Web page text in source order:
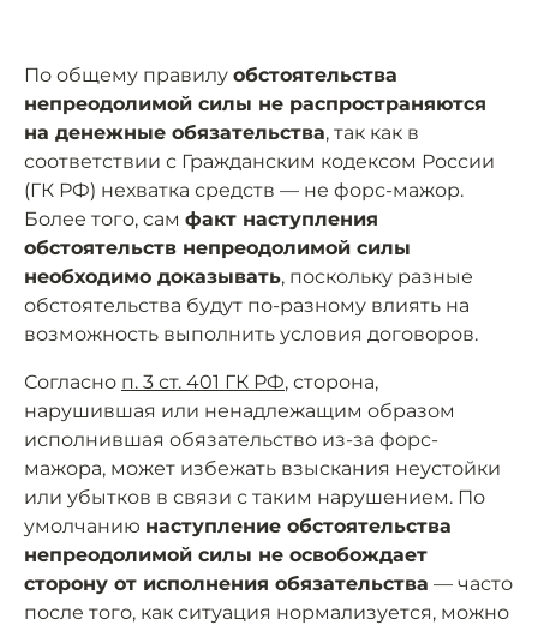
По общему правилу обстоятельства
непреодолимой силы не распространяются
на денежные обязательства, так как в
соответствии с Гражданским кодексом России
(ГК РФ) нехватка средств — не форс-мажор.
Более того, сам факт наступления
обстоятельств непреодолимой силы
необходимо доказывать, поскольку разные
обстоятельства будут по-разному влиять на
возможность выполнить условия договоров.
Согласно п. 3 ст. 401 ГК РФ, сторона,
нарушившая или ненадлежащим образом
исполнившая обязательство из-за форс-
мажора, может избежать взыскания неустойки
или убытков в связи с таким нарушением. По
умолчанию наступление обстоятельства
непреодолимой силы не освобождает
сторону от исполнения обязательства — часто
после того, как ситуация нормализуется, можно